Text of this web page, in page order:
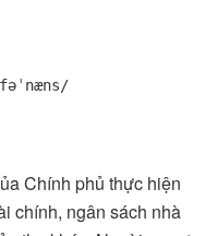
Chính phủ thực hiện
chính, ngân sách nhà